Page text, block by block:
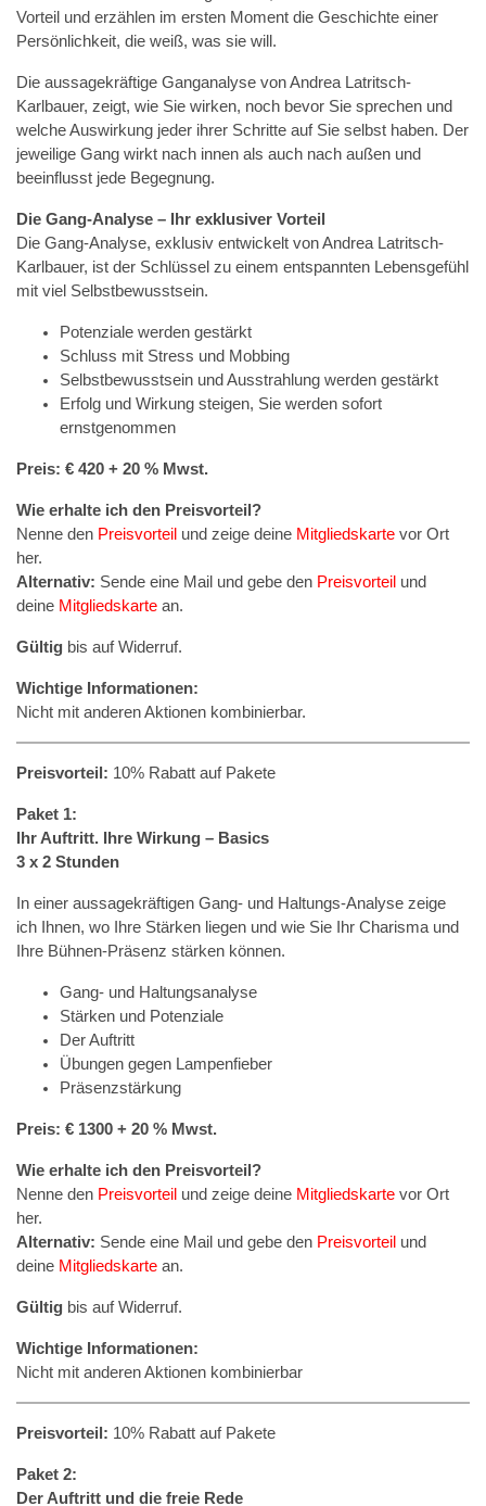
Vorteil und erzählen im ersten Moment die Geschichte einer
Persönlichkeit, die weiß, was sie will.
Die aussagekräftige Ganganalyse von Andrea Latritsch-
Karlbauer, zeigt, wie Sie wirken, noch bevor Sie sprechen und
welche Auswirkung jeder ihrer Schritte auf Sie selbst haben. Der
jeweilige Gang wirkt nach innen als auch nach außen und
beeinflusst jede Begegnung.
Die Gang-Analyse – Ihr exklusiver Vorteil
Die Gang-Analyse, exklusiv entwickelt von Andrea Latritsch-
Karlbauer, ist der Schlüssel zu einem entspannten Lebensgefühl
mit viel Selbstbewusstsein.
Potenziale werden gestärkt
Schluss mit Stress und Mobbing
Selbstbewusstsein und Ausstrahlung werden gestärkt
Erfolg und Wirkung steigen, Sie werden sofort
ernstgenommen
Preis: € 420 + 20 % Mwst.
Wie erhalte ich den Preisvorteil?
Nenne den Preisvorteil und zeige deine Mitgliedskarte vor Ort
her.
Alternativ: Sende eine Mail und gebe den Preisvorteil und
deine Mitgliedskarte an.
Gültig bis auf Widerruf.
Wichtige Informationen:
Nicht mit anderen Aktionen kombinierbar.
Preisvorteil: 10% Rabatt auf Pakete
Paket 1:
Ihr Auftritt. Ihre Wirkung – Basics
3 x 2 Stunden
In einer aussagekräftigen Gang- und Haltungs-Analyse zeige
ich Ihnen, wo Ihre Stärken liegen und wie Sie Ihr Charisma und
Ihre Bühnen-Präsenz stärken können.
Gang- und Haltungsanalyse
Stärken und Potenziale
Der Auftritt
Übungen gegen Lampenfieber
Präsenzstärkung
Preis: € 1300 + 20 % Mwst.
Wie erhalte ich den Preisvorteil?
Nenne den Preisvorteil und zeige deine Mitgliedskarte vor Ort
her.
Alternativ: Sende eine Mail und gebe den Preisvorteil und
deine Mitgliedskarte an.
Gültig bis auf Widerruf.
Wichtige Informationen:
Nicht mit anderen Aktionen kombinierbar
Preisvorteil: 10% Rabatt auf Pakete
Paket 2:
Der Auftritt und die freie Rede